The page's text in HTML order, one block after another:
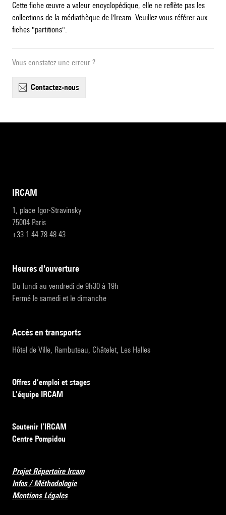
Cette fiche œuvre a valeur encyclopédique, elle ne reflète pas les
collections de la médiathèque de l'Ircam. Veuillez vous référer aux
fiches "partitions".
Vous constatez une erreur ?
contactez-nous
IRCAM
1, place Igor-Stravinsky
75004 Paris
+33 1 44 78 48 43
heures d'ouverture
Du lundi au vendredi de 9h30 à 19h
Fermé le samedi et le dimanche
accès en transports
Hôtel de Ville, Rambuteau, Châtelet, Les Halles
Offres d’emploi et stages
L’équipe IRCAM
Soutenir l’IRCAM
Centre Pompidou
Projet Répertoire Ircam
Infos / Méthodologie
Mentions Légales